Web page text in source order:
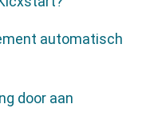
automatisch
door aan